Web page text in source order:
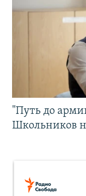
"Путь до
Школьников